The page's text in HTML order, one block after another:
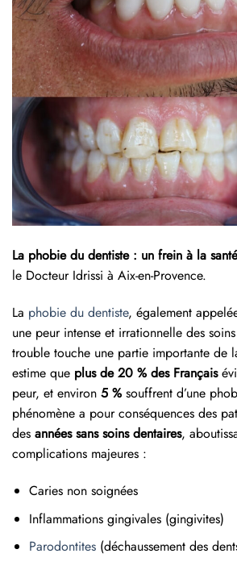
La phobie du dentiste : un frein à la
le Docteur Idrissi à Aix-en-Provence.
La phobie du dentiste, également
une peur intense et irrationnelle des
trouble touche une partie importante de
estime que plus de 20 % des Français
peur, et environ 5 % souffrent d’une
phénomène a pour conséquences des
des années sans soins dentaires,
complications majeures :
Caries non soignées
Inflammations gingivales (gingivites)
Parodontites(déchaussement des